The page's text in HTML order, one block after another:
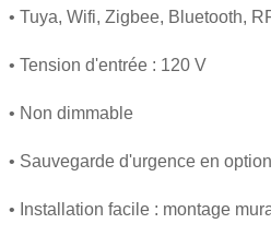
• Tuya, Wifi, Zigbee, Bluetooth,
• Tension d'entrée : 120 V
• Non dimmable
• Sauvegarde d'urgence en option
• Installation facile : montage